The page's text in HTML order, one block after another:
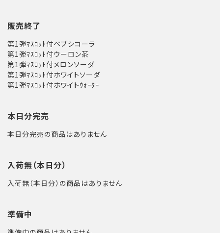
販売終了
第1弾ﾏｽｺｯﾄ付ペプシコーラ
第1弾ﾏｽｺｯﾄ付ウーロン茶
第1弾ﾏｽｺｯﾄ付メロンソーダ
第1弾ﾏｽｺｯﾄ付ホワイトソーダ
第1弾ﾏｽｺｯﾄ付ホワイトｳｫｰﾀｰ
本日分完売
本日分完売の商品はありません
入荷無（本日分）
入荷無（本日分）の商品はありません
準備中